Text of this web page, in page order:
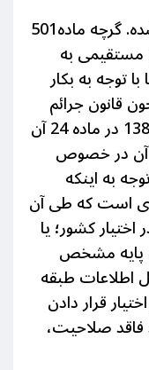
– مربوط به اطلاعات طبقه بندی شده. گرچه ماده501
اشاره مستقیمی به
توجه به بکار
قانون جرائم
در ماده 24 آن
آن در خصوص
به اینکه
است که طی آن
کشور؛ یا
مشخص
اطلاعات طبقه
قرار دادن
فاقد صلاحیت،